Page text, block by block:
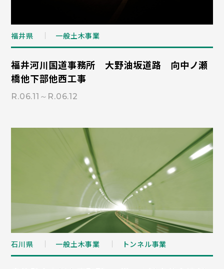
福井県 一般土木事業
福井河川国道事務所 大野油坂道路 向中ノ瀬
橋他下部他西工事
R.06.11～R.06.12
石川県 一般土木事業 トンネル事業